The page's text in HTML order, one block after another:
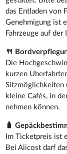
das Entladen von
Genehmigung ist
Fahrzeuge auf der
🍴
Die
kurzen
Sitzmöglichkeiten
kleine Cafés, in
nehmen können.
🧳
Im Ticketpreis ist
Bei Alicost darf